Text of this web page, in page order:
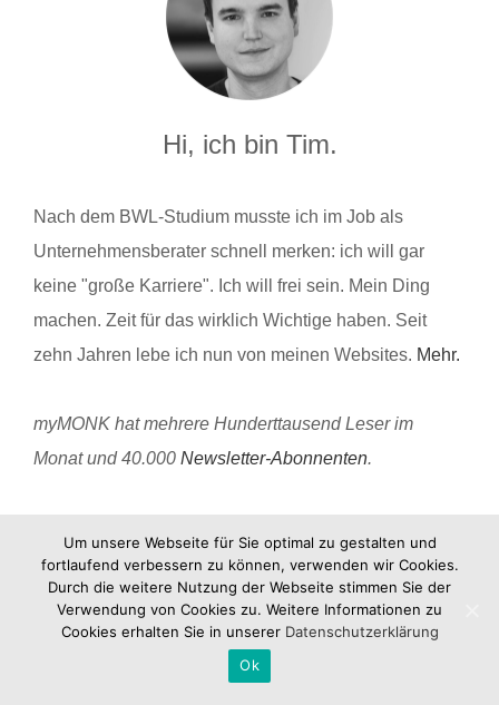
Hi, ich bin Tim.
Nach dem BWL-Studium musste ich im Job als
Unternehmensberater schnell merken: ich will gar
keine "große Karriere". Ich will frei sein. Mein Ding
machen. Zeit für das wirklich Wichtige haben. Seit
zehn Jahren lebe ich nun von meinen Websites. Mehr.
myMONK hat mehrere Hunderttausend Leser im
Monat und 40.000 Newsletter-Abonnenten.
Um unsere Webseite für Sie optimal zu gestalten und
fortlaufend verbessern zu können, verwenden wir Cookies.
Durch die weitere Nutzung der Webseite stimmen Sie der
Verwendung von Cookies zu. Weitere Informationen zu
Cookies erhalten Sie in unserer Datenschutzerklärung
Ok